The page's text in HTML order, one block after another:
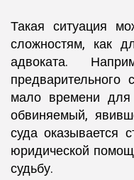
Такая ситуация
сложностям, как
адвоката.
мало времени
обвиняемый,
суда оказывается
юридической
судьбу.